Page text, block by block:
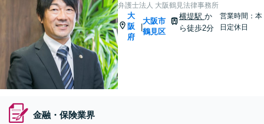
弁護士法人 大阪鶴見法律事務所
大
阪
府
|
大阪市
鶴見区
横堤駅 か
ら徒歩2分
営業時間：本
日定休日
金融・保険業界